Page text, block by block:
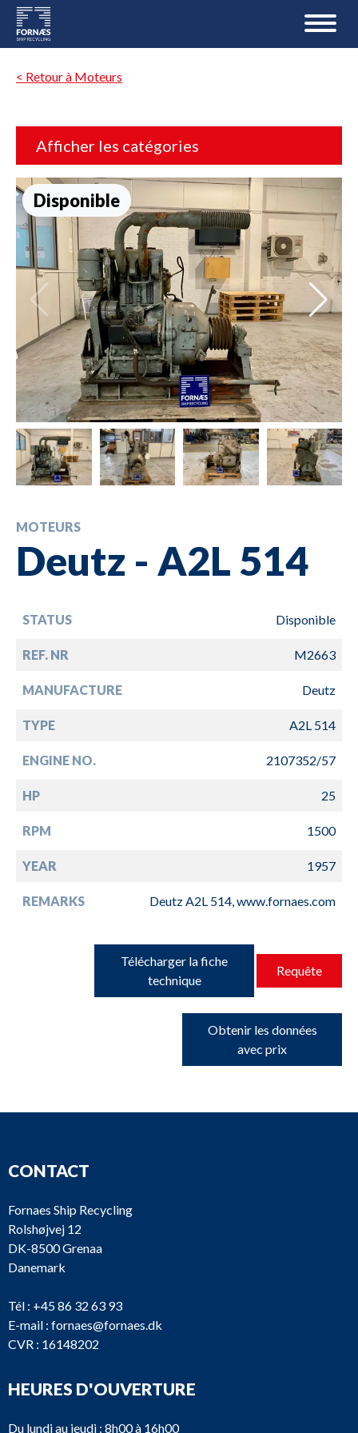
< Retour à Moteurs
Afficher les catégories
Disponible
MOTEURS
Deutz - A2L 514
STATUS Disponible
REF. NR M2663
MANUFACTURE Deutz
TYPE A2L 514
ENGINE NO. 2107352/57
HP 25
RPM 1500
YEAR 1957
REMARKS Deutz A2L 514, www.fornaes.com
Télécharger la fiche
technique
Requête
Obtenir les données
avec prix
CONTACT
Fornaes Ship Recycling
Rolshøjvej 12
DK-8500 Grenaa
Danemark
Tél : +45 86 32 63 93
E-mail : fornaes@fornaes.dk
CVR : 16148202
HEURES D'OUVERTURE
Du lundi au jeudi : 8h00 à 16h00